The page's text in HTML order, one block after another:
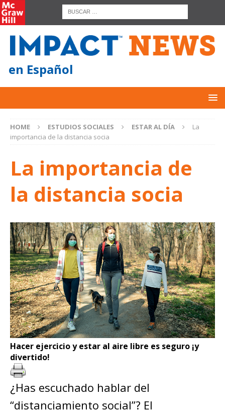
en Español
HOME ESTUDIOS SOCIALES ESTAR AL DÍA
La
importancia de la distancia socia
La importancia de
la distancia socia
Hacer ejercicio y estar al aire libre es seguro ¡y
divertido!
¿Has escuchado hablar del
“distanciamiento social”? El